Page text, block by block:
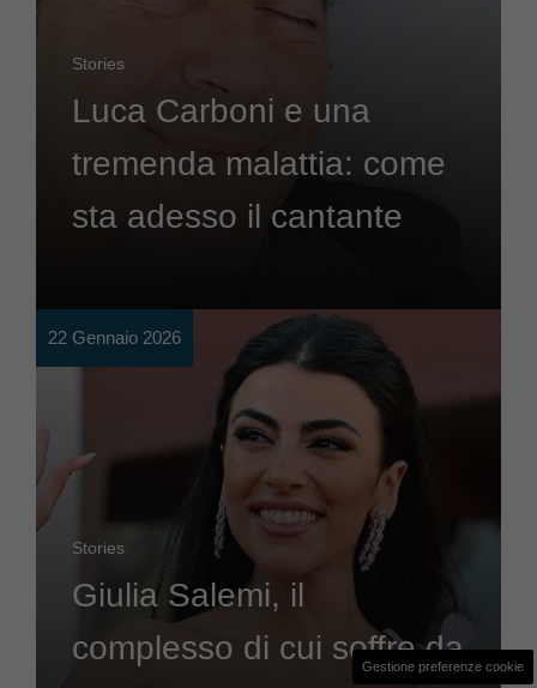
Stories
Luca Carboni e una
tremenda malattia: come
sta adesso il cantante
22 Gennaio 2026
Stories
Giulia Salemi, il
complesso di cui soffre da
Gestione preferenze cookie